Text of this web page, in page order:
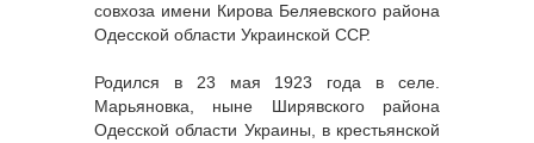
совхоза имени Кирова Беляевского района
Одесской области Украинской ССР.
Родился в 23 мая 1923 года в селе.
Марьяновка, ныне Ширявского района
Одесской области Украины, в крестьянской